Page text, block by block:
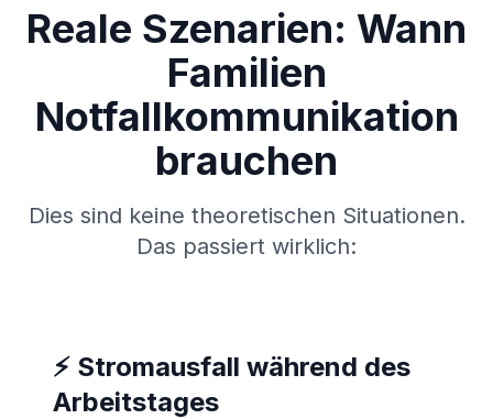
Reale Szenarien: Wann
Familien
Notfallkommunikation
brauchen
Dies sind keine theoretischen Situationen.
Das passiert wirklich:
⚡ Stromausfall während des
Arbeitstages